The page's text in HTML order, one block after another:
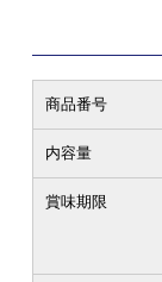
商品番号
内容量
賞味期限